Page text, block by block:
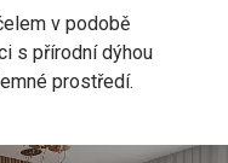
v podobě
s přírodní dýhou
prostředí.